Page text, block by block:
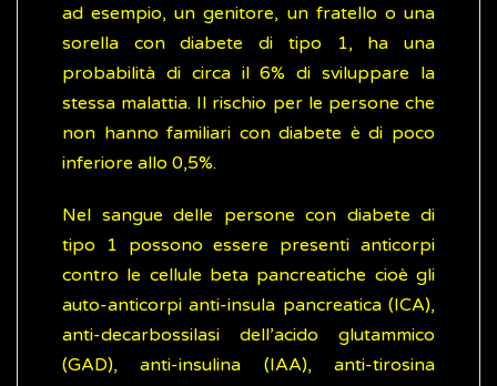
ad esempio, un genitore, un fratello o una
sorella con diabete di tipo 1, ha una
probabilità di circa il 6% di sviluppare la
stessa malattia. Il rischio per le persone che
non hanno familiari con diabete è di poco
inferiore allo 0,5%.
Nel sangue delle persone con diabete di
tipo 1 possono essere presenti anticorpi
contro le cellule beta pancreatiche cioè gli
auto-anticorpi anti-insula pancreatica (ICA),
anti-decarbossilasi dell’acido glutammico
(GAD), anti-insulina (IAA), anti-tirosina